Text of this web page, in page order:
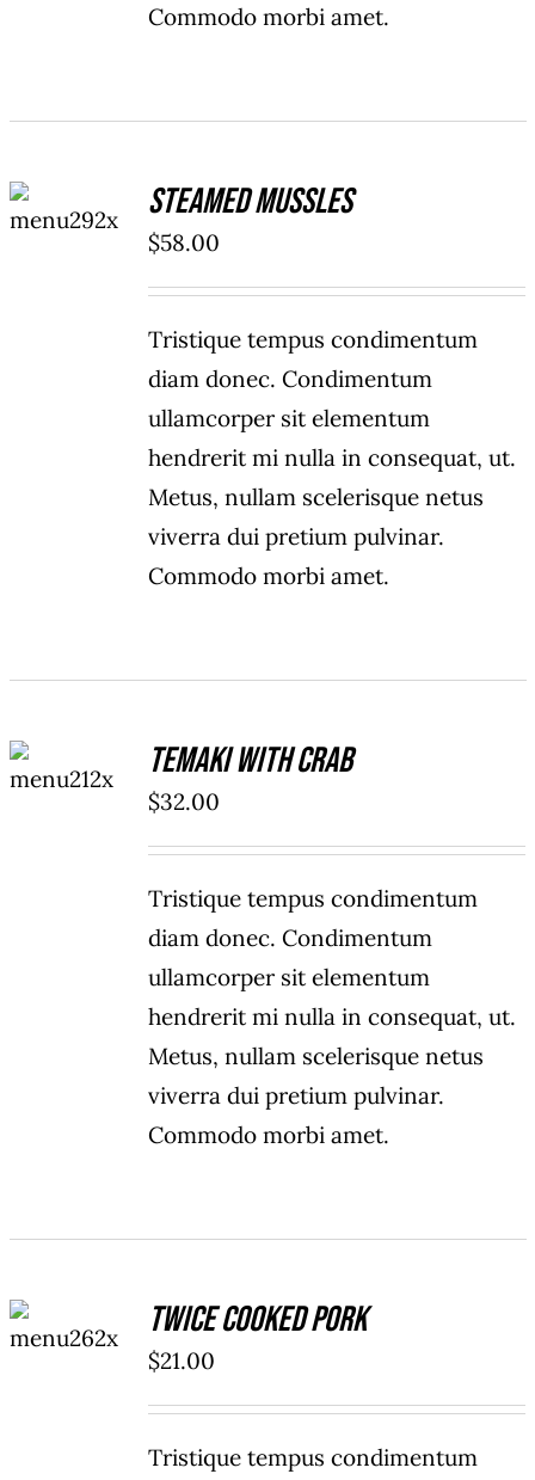
Commodo morbi amet.
CART
/
Steamed Mussles
$58.00
Tristique tempus condimentum
diam donec. Condimentum
ullamcorper sit elementum
hendrerit mi nulla in consequat, ut.
Metus, nullam scelerisque netus
viverra dui pretium pulvinar.
Commodo morbi amet.
CART
/
Temaki With Crab
$32.00
Tristique tempus condimentum
diam donec. Condimentum
ullamcorper sit elementum
hendrerit mi nulla in consequat, ut.
Metus, nullam scelerisque netus
viverra dui pretium pulvinar.
Commodo morbi amet.
CART
/
Twice Cooked Pork
$21.00
Tristique tempus condimentum